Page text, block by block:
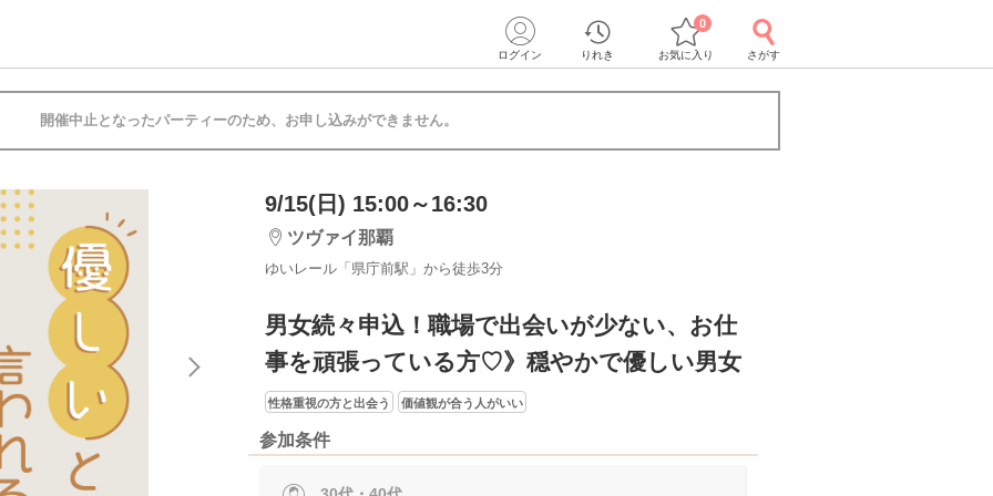
ログイン りれき お気に入り
0
さがす
開催中止となったパーティーのため、お申し込みができません。
9/15(日) 15:00～16:30
ツヴァイ那覇
ゆいレール「県庁前駅」から徒歩3分
男女続々申込！職場で出会いが少ない、お仕
事を頑張っている方♡》穏やかで優しい男女
性格重視の方と出会う 価値観が合う人がいい
参加条件